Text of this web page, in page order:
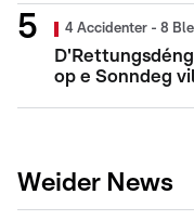
4 Accidenter - 8
op e Sonndeg
Weider News